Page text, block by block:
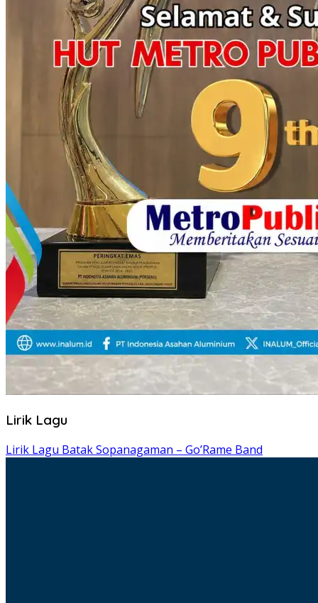
Lirik Lagu
Lirik Lagu Batak Sopanagaman – Go’Rame Band